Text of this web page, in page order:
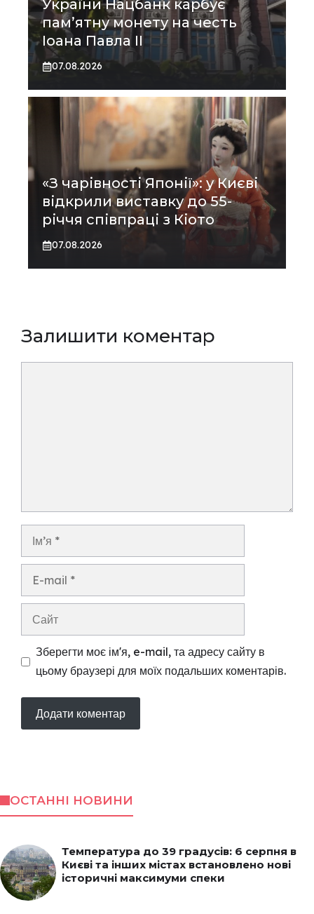
України Нацбанк карбує
пам’ятну монету на честь
Іоана Павла II
07.08.2026
«З чарівності Японії»: у Києві
відкрили виставку до 55-
річчя співпраці з Кіото
07.08.2026
Залишити коментар
Ім’я
Сайт
Зберегти моє ім'я, e-mail, та адресу сайту в
цьому браузері для моїх подальших коментарів.
ОСТАННІ НОВИНИ
Температура до 39 градусів: 6 серпня в
Києві та інших містах встановлено нові
історичні максимуми спеки